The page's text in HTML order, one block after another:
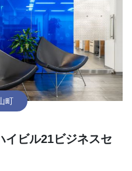
町
イビル21ビジネスセ